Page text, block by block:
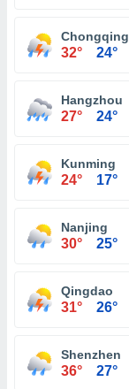
Chongqing
32° 24°
Hangzhou
27° 24°
Kunming
24° 17°
Nanjing
30° 25°
Qingdao
31° 26°
Shenzhen
36° 27°